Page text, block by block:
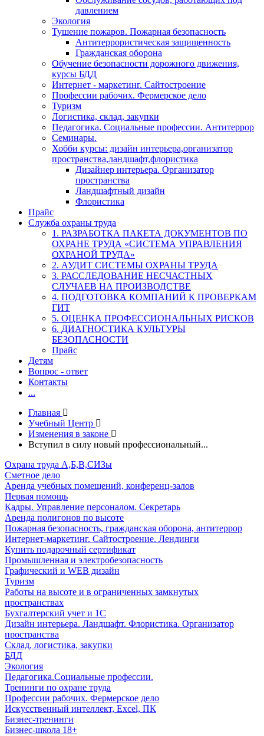
давлением
Экология
Тушение пожаров. Пожарная безопасность
Антитеррористическая защищенность
Гражданская оборона
Обучение безопасности дорожного движения,
курсы БДД
Интернет - маркетинг. Сайтостроение
Профессии рабочих. Фермерское дело
Туризм
Логистика, склад, закупки
Педагогика. Социальные профессии. Антитеррор
Семинары.
Хобби курсы: дизайн интерьера,организатор
пространства,ландшафт,флористика
Дизайнер интерьера. Организатор
пространства
Ландшафтный дизайн
Флористика
Прайс
Служба охраны труда
1. РАЗРАБОТКА ПАКЕТА ДОКУМЕНТОВ ПО
ОХРАНЕ ТРУДА «СИСТЕМА УПРАВЛЕНИЯ
ОХРАНОЙ ТРУДА»
2. АУДИТ СИСТЕМЫ ОХРАНЫ ТРУДА
3. РАССЛЕДОВАНИЕ НЕСЧАСТНЫХ
СЛУЧАЕВ НА ПРОИЗВОДСТВЕ
4. ПОДГОТОВКА КОМПАНИЙ К ПРОВЕРКАМ
ГИТ
5. ОЦЕНКА ПРОФЕССИОНАЛЬНЫХ РИСКОВ
6. ДИАГНОСТИКА КУЛЬТУРЫ
БЕЗОПАСНОСТИ
Прайс
Детям
Вопрос - ответ
Контакты
...
Главная
Учебный Центр
Изменения в законе
Вступил в силу новый профессиональный...
Охрана труда А,Б,В,СИЗы
Сметное дело
Аренда учебных помещений, конференц-залов
Первая помощь
Кадры. Управление персоналом. Секретарь
Аренда полигонов по высоте
Пожарная безопасность, гражданская оборона, антитеррор
Интернет-маркетинг. Сайтостроение. Лендинги
Купить подарочный сертификат
Промышленная и электробезопасность
Графический и WEB дизайн
Туризм
Работы на высоте и в ограниченных замкнутых
пространствах
Бухгалтерский учет и 1С
Дизайн интерьера. Ландшафт. Флористика. Организатор
пространства
Склад, логистика, закупки
БДД
Экология
Педагогика.Социальные профессии.
Тренинги по охране труда
Профессии рабочих. Фермерское дело
Искусственный интеллект, Excel, ПК
Бизнес-тренинги
Бизнес-школа 18+